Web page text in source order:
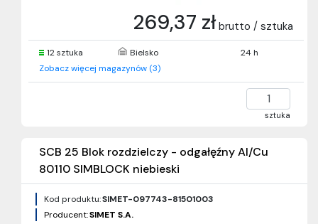
269,37 zł brutto / sztuka
12 sztuka Bielsko
24 h
Zobacz więcej magazynów (3)
sztuka
SCB 25 Blok rozdzielczy - odgałęźny Al/Cu
80110 SIMBLOCK niebieski
Kod produktu:SIMET-097743-81501003
Producent:SIMET S.A.